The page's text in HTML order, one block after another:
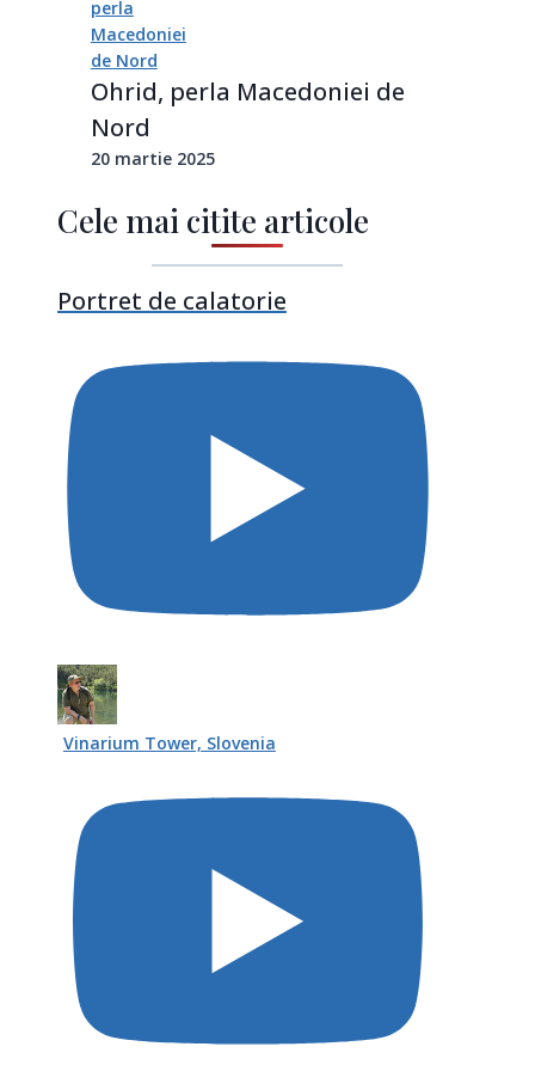
Ohrid, perla Macedoniei de
Nord
20 martie 2025
Cele mai citite articole
Portret de calatorie
Vinarium Tower, Slovenia